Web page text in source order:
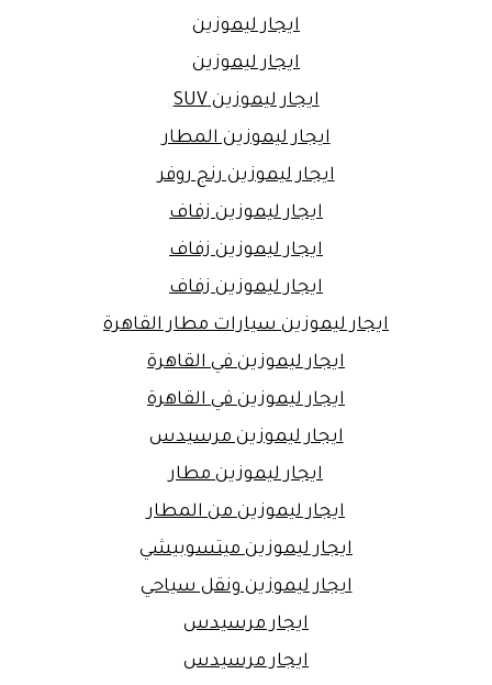
ايجار ليموزين
ايجار ليموزين
ايجار ليموزين SUV
ايجار ليموزين المطار
ايجار ليموزين رنج روفر
ايجار ليموزين زفاف
ايجار ليموزين زفاف
ايجار ليموزين زفاف
ايجار ليموزين سيارات مطار القاهرة
ايجار ليموزين في القاهرة
ايجار ليموزين في القاهرة
ايجار ليموزين مرسيدس
ايجار ليموزين مطار
ايجار ليموزين من المطار
ايجار ليموزين ميتسوبيشي
ايجار ليموزين ونقل سياحي
ايجار مرسيدس
ايجار مرسيدس